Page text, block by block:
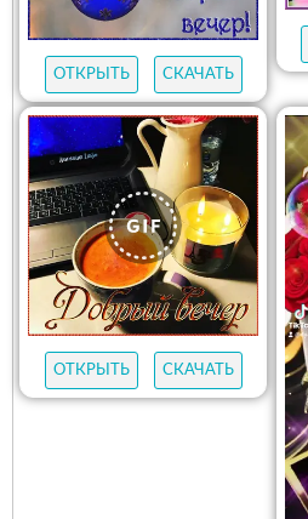
ОТКРЫТЬ СКАЧАТЬ
ОТКРЫТЬ СКАЧАТЬ